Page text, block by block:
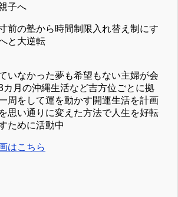
子へ
前の塾から時間制限入れ替え制にす
と大逆転
いなかった夢も希望もない主婦が会
カ月の沖縄生活など吉方位ごとに拠
周をして運を動かす開運生活を計画
思い通りに変えた方法で人生を好転
ために活動中
はこちら